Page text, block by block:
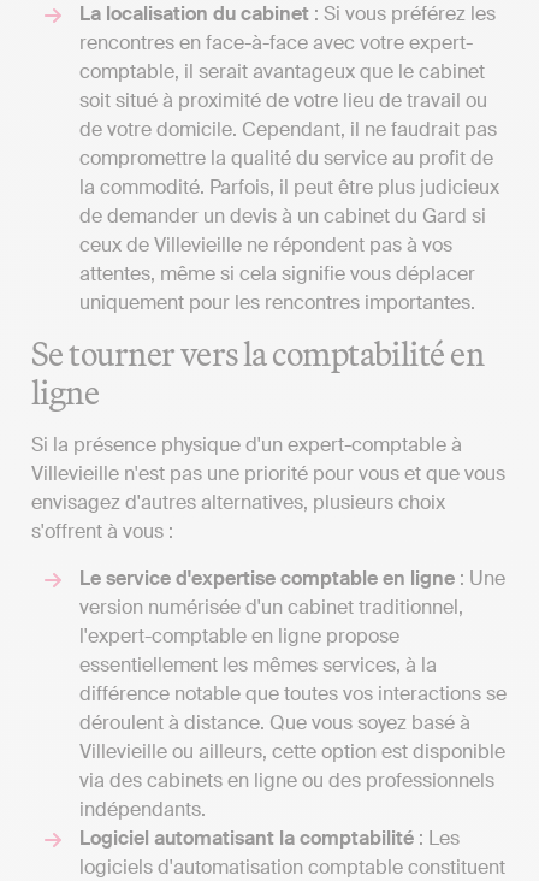
La localisation du cabinet : Si vous préférez les
rencontres en face-à-face avec votre expert-
comptable, il serait avantageux que le cabinet
soit situé à proximité de votre lieu de travail ou
de votre domicile. Cependant, il ne faudrait pas
compromettre la qualité du service au profit de
la commodité. Parfois, il peut être plus judicieux
de demander un devis à un cabinet du Gard si
ceux de Villevieille ne répondent pas à vos
attentes, même si cela signifie vous déplacer
uniquement pour les rencontres importantes.
Se tourner vers la comptabilité en
ligne
Si la présence physique d'un expert-comptable à
Villevieille n'est pas une priorité pour vous et que vous
envisagez d'autres alternatives, plusieurs choix
s'offrent à vous :
Le service d'expertise comptable en ligne : Une
version numérisée d'un cabinet traditionnel,
l'expert-comptable en ligne propose
essentiellement les mêmes services, à la
différence notable que toutes vos interactions se
déroulent à distance. Que vous soyez basé à
Villevieille ou ailleurs, cette option est disponible
via des cabinets en ligne ou des professionnels
indépendants.
Logiciel automatisant la comptabilité : Les
logiciels d'automatisation comptable constituent